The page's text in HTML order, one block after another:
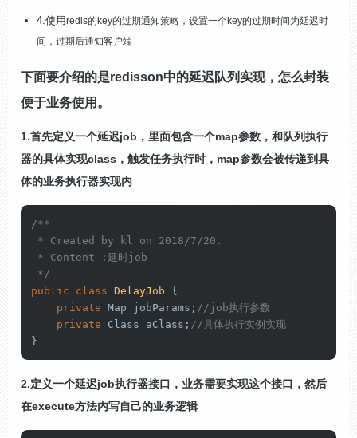
4.使用redis的key的过期通知策略，设置一个key的过期时间为延迟时
间，过期后通知客户端
下面要介绍的是redisson中的延迟队列实现，怎么封装
便于业务使用。
1.首先定义一个延迟job，里面包含一个map参数，和队列执行
器的具体实现class，触发任务执行时，map参数会被传递到具
体的业务执行器实现内
/**
* Created by kl on 2018/7/20.
* Content :延时job
*/
public
class DelayJob {
private Map jobParams; //job执行参数
private Class aClass; //具体执行实例实现
}
2.定义一个延迟job执行器接口，业务需要实现这个接口，然后
在execute方法内写自己的业务逻辑